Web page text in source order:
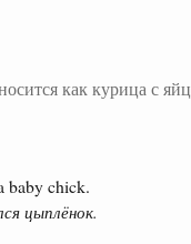
как курица с
baby chick.
цыплёнок.